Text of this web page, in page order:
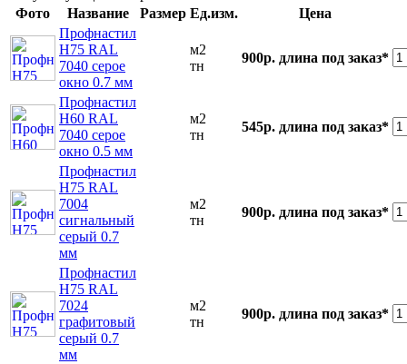
Фото
Название Размер Ед.изм.
Цена
Профнастил
Н75 RAL
7040 серое
окно 0.7 мм
м2
тн
900р. длина под заказ*
Профнастил
Н60 RAL
7040 серое
окно 0.5 мм
м2
тн
545р. длина под заказ*
Профнастил
Н75 RAL
7004
сигнальный
серый 0.7
мм
м2
тн
900р. длина под заказ*
Профнастил
Н75 RAL
7024
графитовый
серый 0.7
мм
м2
тн
900р. длина под заказ*